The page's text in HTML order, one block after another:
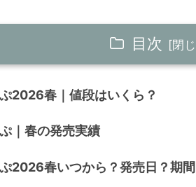
目次
2026春｜値段はいくら？
｜春の発売実績
2026春いつから？発売日？期間